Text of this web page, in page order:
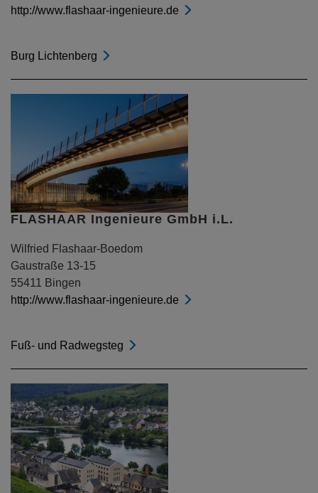
http://www.flashaar-ingenieure.de
Burg Lichtenberg
FLASHAAR Ingenieure GmbH i.L.
Wilfried Flashaar-Boedom
Gaustraße 13-15
55411 Bingen
http://www.flashaar-ingenieure.de
Fuß- und Radwegsteg